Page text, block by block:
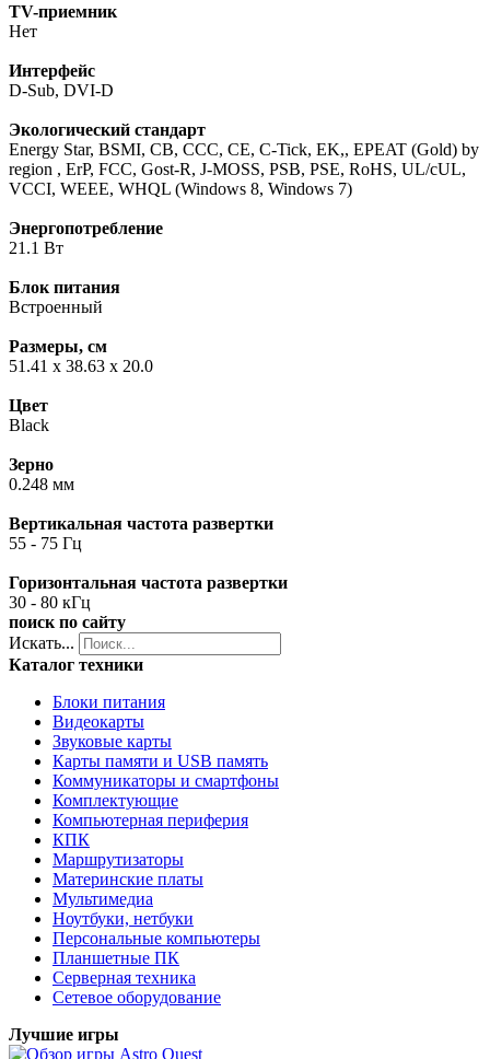
ТV-приемник
Нет
Интерфейс
D-Sub, DVI-D
Экологический стандарт
Energy Star, BSMI, CB, CCC, CE, C-Tick, EK,, EPEAT (Gold) by
region , ErP, FCC, Gost-R, J-MOSS, PSB, PSE, RoHS, UL/cUL,
VCCI, WEEE, WHQL (Windows 8, Windows 7)
Энергопотребление
21.1 Вт
Блок питания
Встроенный
Размеры, см
51.41 x 38.63 x 20.0
Цвет
Black
Зерно
0.248 мм
Вертикальная частота развертки
55 - 75 Гц
Горизонтальная частота развертки
30 - 80 кГц
поиск по сайту
Искать...
Каталог техники
Блоки питания
Видеокарты
Звуковые карты
Карты памяти и USB память
Коммуникаторы и смартфоны
Комплектующие
Компьютерная периферия
КПК
Маршрутизаторы
Материнские платы
Мультимедиа
Ноутбуки, нетбуки
Персональные компьютеры
Планшетные ПК
Серверная техника
Сетевое оборудование
Лучшие игры